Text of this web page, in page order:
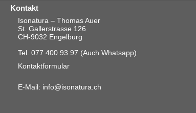
Kontakt
Isonatura – Thomas Auer
St. Gallerstrasse 126
CH-9032 Engelburg
Tel. 077 400 93 97 (Auch Whatsapp)
Kontaktformular
E-Mail: info@isonatura.ch